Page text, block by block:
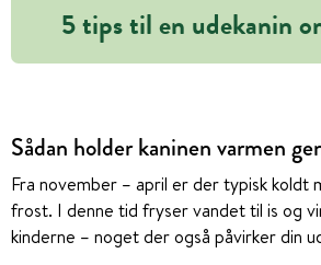
5 tips til en udekanin
Sådan holder kaninen varmen
Fra november – april er der typisk koldt
frost. I denne tid fryser vandet til is og
kinderne – noget der også påvirker din